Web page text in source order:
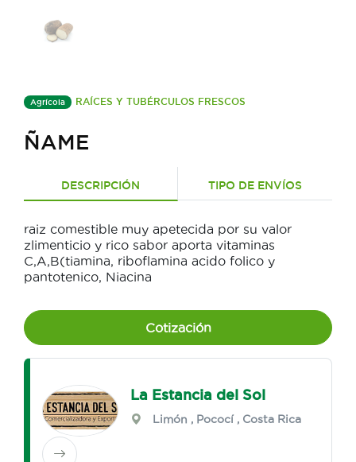
Agrícola RAÍCES Y TUBÉRCULOS FRESCOS
ÑAME
DESCRIPCIÓN TIPO DE ENVÍOS
raiz comestible muy apetecida por su valor
zlimenticio y rico sabor aporta vitaminas
C,A,B(tiamina, riboflamina acido folico y
pantotenico, Niacina
Cotización
La Estancia del Sol
Limón , Pococí, Costa Rica